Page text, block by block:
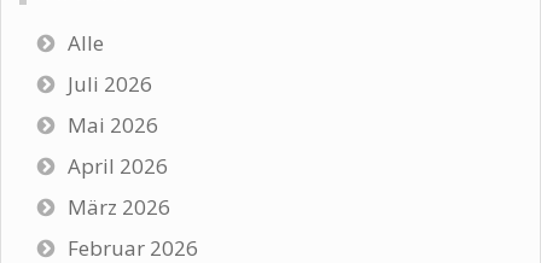
Alle
Juli 2026
Mai 2026
April 2026
März 2026
Februar 2026